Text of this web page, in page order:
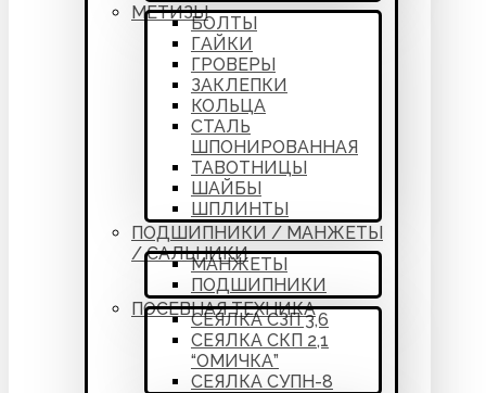
МЕТИЗЫ
БОЛТЫ
ГАЙКИ
ГРОВЕРЫ
ЗАКЛЕПКИ
КОЛЬЦА
СТАЛЬ
ШПОНИРОВАННАЯ
ТАВОТНИЦЫ
ШАЙБЫ
ШПЛИНТЫ
ПОДШИПНИКИ / МАНЖЕТЫ
/ САЛЬНИКИ
МАНЖЕТЫ
ПОДШИПНИКИ
ПОСЕВНАЯ ТЕХНИКА
СЕЯЛКА СЗП 3,6
СЕЯЛКА СКП 2,1
“ОМИЧКА”
СЕЯЛКА СУПН-8